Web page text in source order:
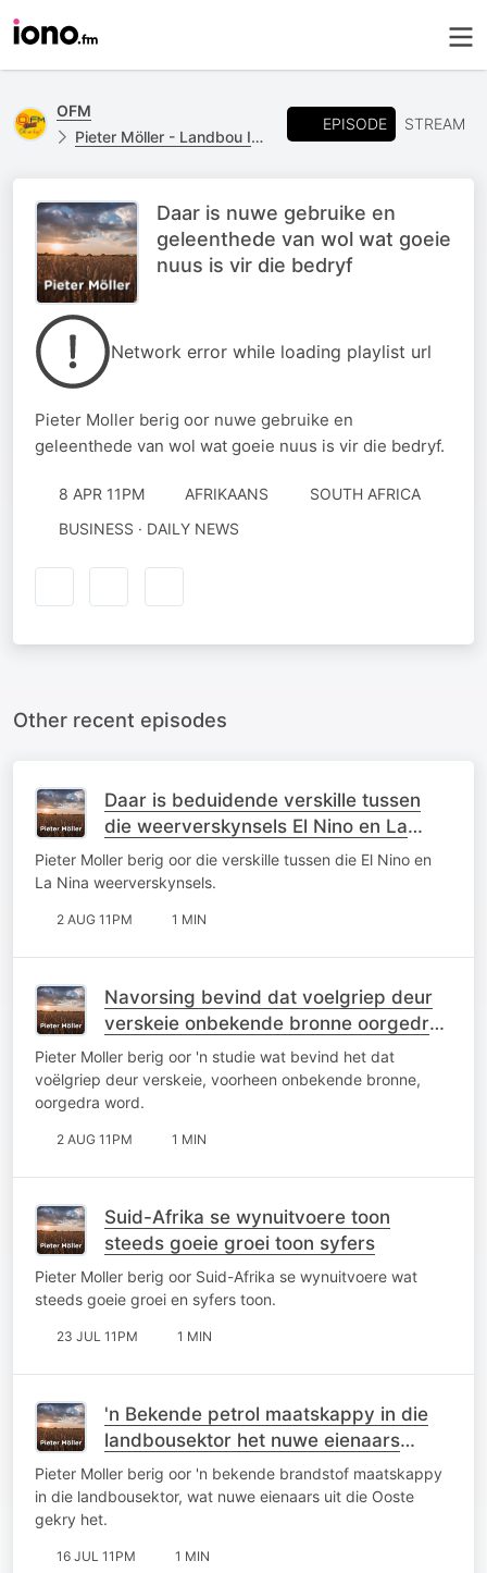
OFM
Pieter Möller - Landbou Insetsels
EPISODE STREAM
Daar is nuwe gebruike en
geleenthede van wol wat goeie
nuus is vir die bedryf
Network error while loading playlist url
Pieter Moller berig oor nuwe gebruike en
geleenthede van wol wat goeie nuus is vir die bedryf.
8 APR 11PM AFRIKAANS
SOUTH AFRICA
BUSINESS · DAILY NEWS
Other recent episodes
Daar is beduidende verskille tussen
die weerverskynsels El Nino en La
Nina
Pieter Moller berig oor die verskille tussen die El Nino en
La Nina weerverskynsels.
2 AUG 11PM 1 MIN
Navorsing bevind dat voelgriep deur
verskeie onbekende bronne oorgedra
word
Pieter Moller berig oor 'n studie wat bevind het dat
voëlgriep deur verskeie, voorheen onbekende bronne,
oorgedra word.
2 AUG 11PM 1 MIN
Suid-Afrika se wynuitvoere toon
steeds goeie groei toon syfers
Pieter Moller berig oor Suid-Afrika se wynuitvoere wat
steeds goeie groei en syfers toon.
23 JUL 11PM 1 MIN
'n Bekende petrol maatskappy in die
landbousektor het nuwe eienaars
gekry
Pieter Moller berig oor 'n bekende brandstof maatskappy
in die landbousektor, wat nuwe eienaars uit die Ooste
gekry het.
16 JUL 11PM 1 MIN